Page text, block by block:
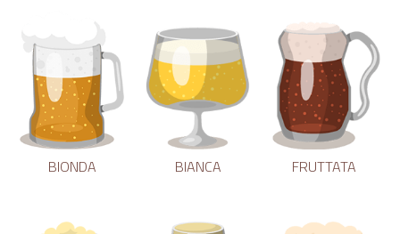
BIONDA BIANCA FRUTTATA